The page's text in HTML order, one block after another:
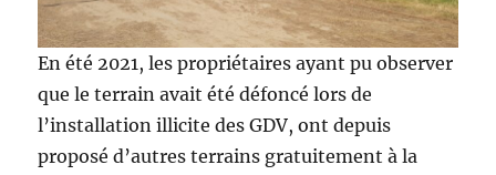
En été 2021, les propriétaires ayant pu observer
que le terrain avait été défoncé lors de
l’installation illicite des GDV, ont depuis
proposé d’autres terrains gratuitement à la